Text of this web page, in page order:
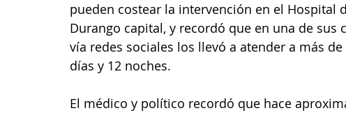
pueden costear la intervención en el Hospital
Durango capital, y recordó que en una de sus
vía redes sociales los llevó a atender a más
días y 12 noches.
El médico y político recordó que hace